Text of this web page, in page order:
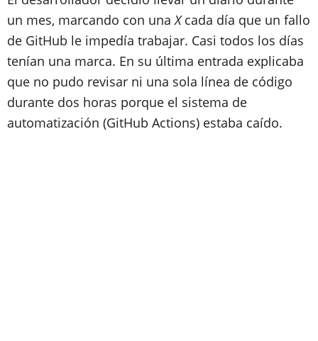
un mes, marcando con unaXcada día que un fallo
de GitHub le impedía trabajar. Casi todos los días
tenían una marca. En su última entrada explicaba
que no pudo revisar ni una sola línea de código
durante dos horas porque el sistema de
automatización (GitHub Actions) estaba caído.